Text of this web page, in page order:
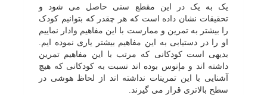
یک به یک در این مقطع سنى حاصل مى شود و
تحقیقات نشان داده است که هر چقدر که بتوانیم کودک
را بیشتر به تمرین و ممارست با این مفاهیم وادار نماییم
او را در دستیابى به این مفاهیم بیشتر یارى نموده ایم.
بدیهى است کودکانى که مرتب با این مفاهیم تمرین
داشته اند و مإنوس بوده اند نسبت به کودکانى که هیچ
آشنایى با این تمرینات نداشته اند از لحاظ هوشى در
سطح بالاترى قرار مى گیرند.